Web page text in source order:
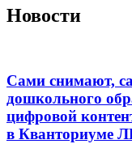
Новости
Сами снимают,
дошкольного
цифровой
в Кванториуме